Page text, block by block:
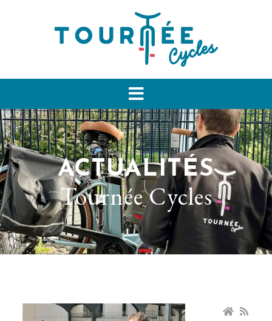
ACTUALITÉS
Tournée Cycles